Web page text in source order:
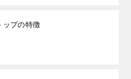
ップの特徴